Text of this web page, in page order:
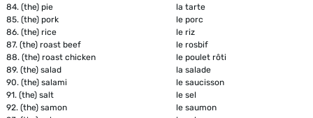
84. (the) pie
la tarte
85. (the) pork
le porc
86. (the) rice
le riz
87. (the) roast beef
le rosbif
88. (the) roast chicken
le poulet rôti
89. (the) salad
la salade
90. (the) salami
le saucisson
91. (the) salt
le sel
92. (the) samon
le saumon